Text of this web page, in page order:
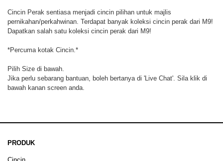
Cincin Perak sentiasa menjadi cincin pilihan untuk majlis
pernikahan/perkahwinan. Terdapat banyak koleksi cincin perak dari M9!
Dapatkan salah satu koleksi cincin perak dari M9!
*Percuma kotak Cincin.*
Pilih Size di bawah.
Jika perlu sebarang bantuan, boleh bertanya di 'Live Chat'. Sila klik di
bawah kanan screen anda.
PRODUK